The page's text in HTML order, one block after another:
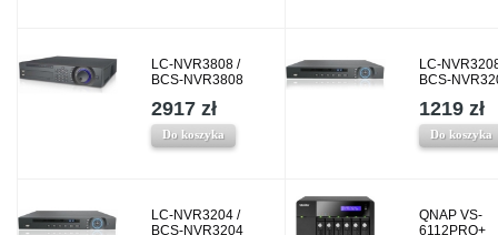
LC-NVR3808 /
BCS-NVR3808
2917 zł
Do koszyka
LC-
BCS-
1219 zł
Do koszyka
LC-NVR3204 /
BCS-NVR3204
QNAP VS-
6112PRO+